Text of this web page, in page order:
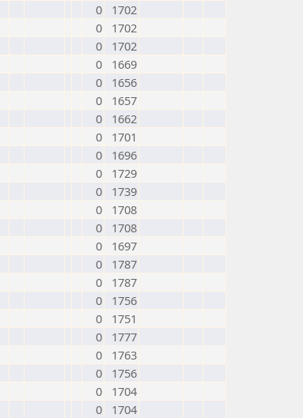
0
1702
0
1702
0
1702
0
1669
0
1656
0
1657
0
1662
0
1701
0
1696
0
1729
0
1739
0
1708
0
1708
0
1697
0
1787
0
1787
0
1756
0
1751
0
1777
0
1763
0
1756
0
1704
0 1704